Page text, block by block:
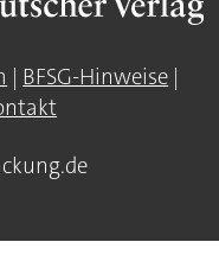
| BFSG-Hinweise |